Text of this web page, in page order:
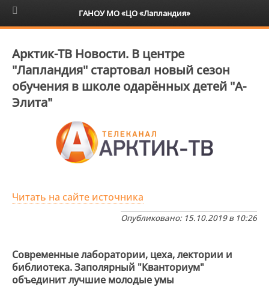
6+
Арктик-ТВ Новости. В центре
"Лапландия" стартовал новый сезон
обучения в школе одарённых детей "А-
Элита"
Читать на сайте источника
Опубликовано: 15.10.2019 в 10:26
Современные лаборатории, цеха, лектории и
библиотека. Заполярный "Кванториум"
объединит лучшие молодые умы
ГАНОУ МО «ЦО «Лапландия»